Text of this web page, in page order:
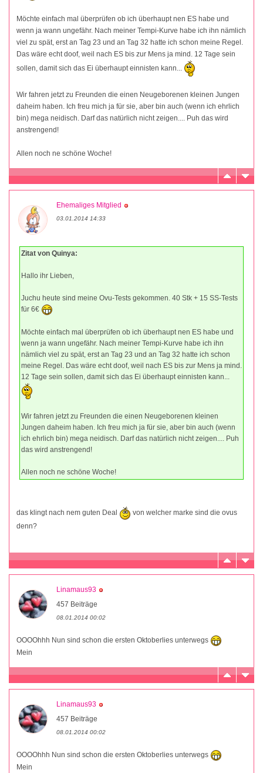
Möchte einfach mal überprüfen ob ich überhaupt nen ES habe und
wenn ja wann ungefähr. Nach meiner Tempi-Kurve habe ich ihn nämlich
viel zu spät, erst an Tag 23 und an Tag 32 hatte ich schon meine Regel.
Das wäre echt doof, weil nach ES bis zur Mens ja mind. 12 Tage sein
sollen, damit sich das Ei überhaupt einnisten kann...
Wir fahren jetzt zu Freunden die einen Neugeborenen kleinen Jungen
daheim haben. Ich freu mich ja für sie, aber bin auch (wenn ich ehrlich
bin) mega neidisch. Darf das natürlich nicht zeigen.... Puh das wird
anstrengend!
Allen noch ne schöne Woche!
Ehemaliges Mitglied
03.01.2014 14:33
Zitat von Quinya:
Hallo ihr Lieben,
Juchu heute sind meine Ovu-Tests gekommen. 40 Stk + 15 SS-Tests
für 6€
Möchte einfach mal überprüfen ob ich überhaupt nen ES habe und
wenn ja wann ungefähr. Nach meiner Tempi-Kurve habe ich ihn
nämlich viel zu spät, erst an Tag 23 und an Tag 32 hatte ich schon
meine Regel. Das wäre echt doof, weil nach ES bis zur Mens ja mind.
12 Tage sein sollen, damit sich das Ei überhaupt einnisten kann...
Wir fahren jetzt zu Freunden die einen Neugeborenen kleinen
Jungen daheim haben. Ich freu mich ja für sie, aber bin auch (wenn
ich ehrlich bin) mega neidisch. Darf das natürlich nicht zeigen.... Puh
das wird anstrengend!
Allen noch ne schöne Woche!
das klingt nach nem guten Deal
von welcher marke sind die ovus
denn?
Linamaus93
457 Beiträge
08.01.2014 00:02
OOOOhhh Nun sind schon die ersten Oktoberlies unterwegs
Mein
Linamaus93
457 Beiträge
08.01.2014 00:02
OOOOhhh Nun sind schon die ersten Oktoberlies unterwegs
Mein